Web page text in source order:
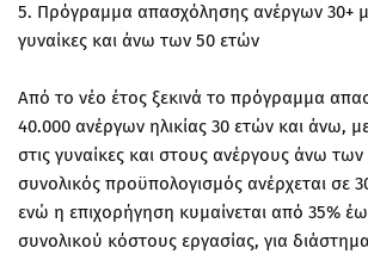
5. Πρόγραμμα απασχόλησης ανέργων 30+
γυναίκες και άνω των 50 ετών
Από το νέο έτος ξεκινά το πρόγραμμα
40.000 ανέργων ηλικίας 30 ετών και άνω,
στις γυναίκες και στους ανέργους άνω
συνολικός προϋπολογισμός ανέρχεται σε
ενώ η επιχορήγηση κυμαίνεται από 35%
συνολικού κόστους εργασίας, για